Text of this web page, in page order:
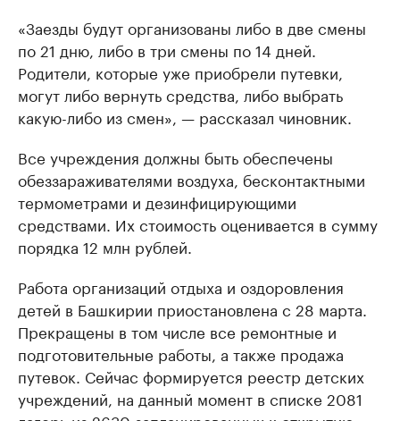
«Заезды будут организованы либо в две смены
по 21 дню, либо в три смены по 14 дней.
Родители, которые уже приобрели путевки,
могут либо вернуть средства, либо выбрать
какую-либо из смен», — рассказал чиновник.
Все учреждения должны быть обеспечены
обеззараживателями воздуха, бесконтактными
термометрами и дезинфицирующими
средствами. Их стоимость оценивается в сумму
порядка 12 млн рублей.
Работа организаций отдыха и оздоровления
детей в Башкирии приостановлена с 28 марта.
Прекращены в том числе все ремонтные и
подготовительные работы, а также продажа
путевок. Сейчас формируется реестр детских
учреждений, на данный момент в списке 2081